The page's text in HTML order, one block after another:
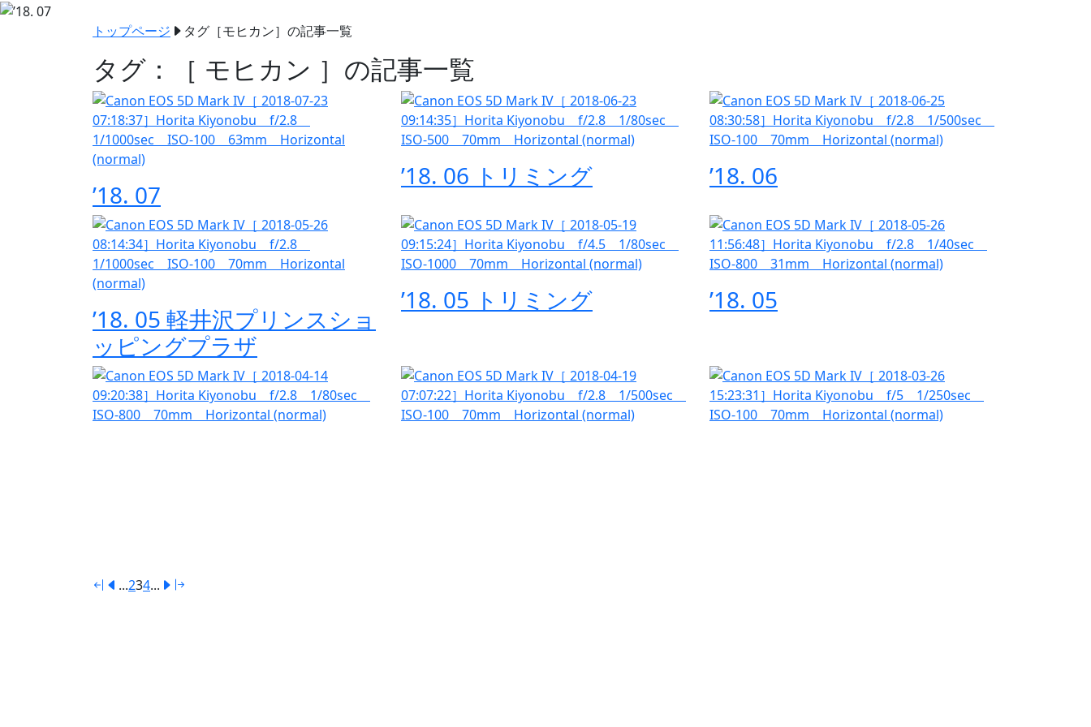
トップページ タグ［モヒカン］の記事一覧
タグ：［ モヒカン ］の記事一覧
’18. 07
’18. 06 トリミング ’18. 06
’18. 05 軽井沢プリンスショ
ッピングプラザ
’18. 05 トリミング ’18. 05
...234...